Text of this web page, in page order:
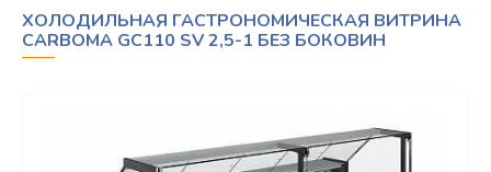
ХОЛОДИЛЬНАЯ ГАСТРОНОМИЧЕСКАЯ ВИТРИНА
CARBOMA GC110 SV 2,5-1 БЕЗ БОКОВИН